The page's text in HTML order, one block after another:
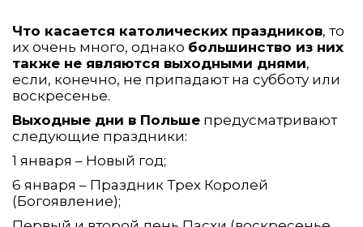
Что касается католических праздников, то
их очень много, однако большинство из них
также не являются выходными днями,
если, конечно, не припадают на субботу или
воскресенье.
Выходные дни в Польше предусматривают
следующие праздники:
1 января – Новый год;
6 января – Праздник Трех Королей
(Богоявление);